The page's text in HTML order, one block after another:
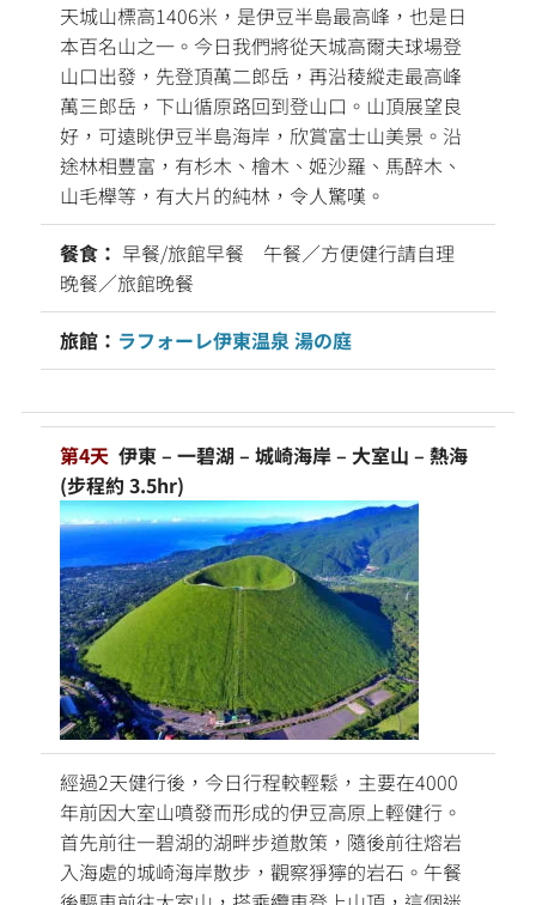
天城山標高1406米，是伊豆半島最高峰，也是日
本百名山之一。今日我們將從天城高爾夫球場登
山口出發，先登頂萬二郎岳，再沿稜縱走最高峰
萬三郎岳，下山循原路回到登山口。山頂展望良
好，可遠眺伊豆半島海岸，欣賞富士山美景。沿
途林相豐富，有杉木、檜木、姬沙羅、馬醉木、
山毛櫸等，有大片的純林，令人驚嘆。
餐食： 早餐/旅館早餐 午餐／方便健行請自理
晚餐／旅館晚餐
旅館： ラフォーレ伊東温泉 湯の庭
第4天 伊東 – 一碧湖 – 城崎海岸 – 大室山 – 熱海
(步程約 3.5hr)
經過2天健行後，今日行程較輕鬆，主要在4000
年前因大室山噴發而形成的伊豆高原上輕健行。
首先前往一碧湖的湖畔步道散策，隨後前往熔岩
入海處的城崎海岸散步，觀察猙獰的岩石。午餐